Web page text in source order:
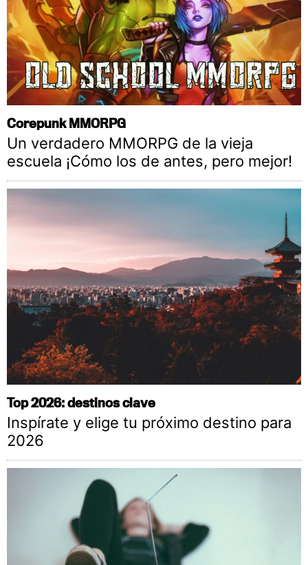
Corepunk MMORPG
Un verdadero MMORPG de la vieja
escuela ¡Cómo los de antes, pero mejor!
Top 2026: destinos clave
Inspírate y elige tu próximo destino para
2026